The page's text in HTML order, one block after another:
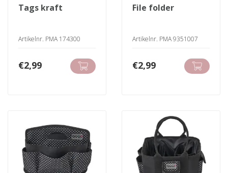
tags kraft
Artikelnr. PMA 174300
€2,99
file folder
Artikelnr. PMA 9351007
€2,99